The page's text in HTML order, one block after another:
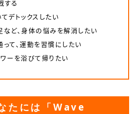
する
デトックスしたい
など、身体の悩みを解消したい
て、運動を習慣にしたい
ーを浴びて帰りたい
たには「Wave